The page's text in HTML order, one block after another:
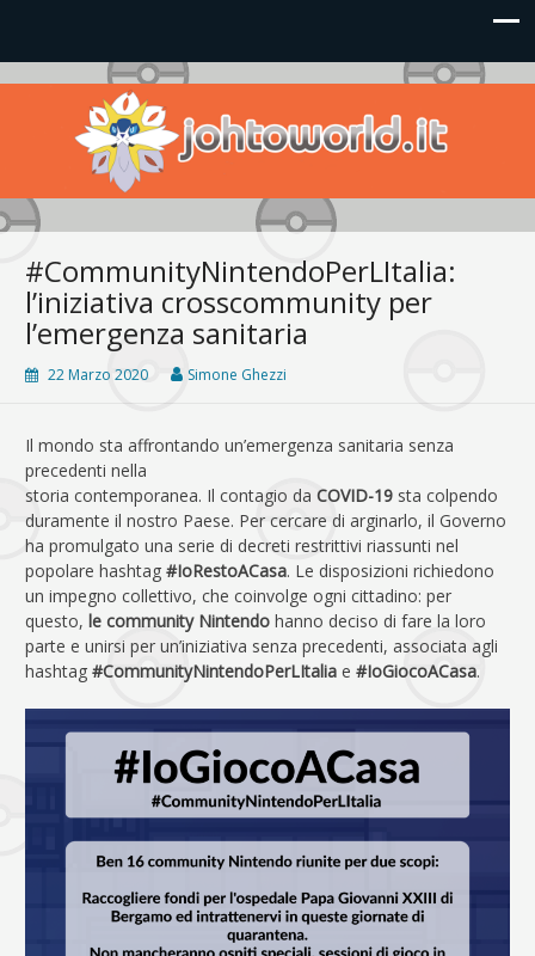
Johto World
Le novità più frizzanti dall'universo Pokémon e Nintendo
#CommunityNintendoPerLItalia:
l’iniziativa crosscommunity per
l’emergenza sanitaria
22 Marzo 2020 Simone Ghezzi
Il mondo sta affrontando un’emergenza sanitaria senza
precedenti nella
storia contemporanea. Il contagio da COVID-19 sta colpendo
duramente il nostro Paese. Per cercare di arginarlo, il Governo
ha promulgato una serie di decreti restrittivi riassunti nel
popolare hashtag #IoRestoACasa. Le disposizioni richiedono
un impegno collettivo, che coinvolge ogni cittadino: per
questo, le community Nintendo hanno deciso di fare la loro
parte e unirsi per un’iniziativa senza precedenti, associata agli
hashtag #CommunityNintendoPerLItalia e #IoGiocoACasa.